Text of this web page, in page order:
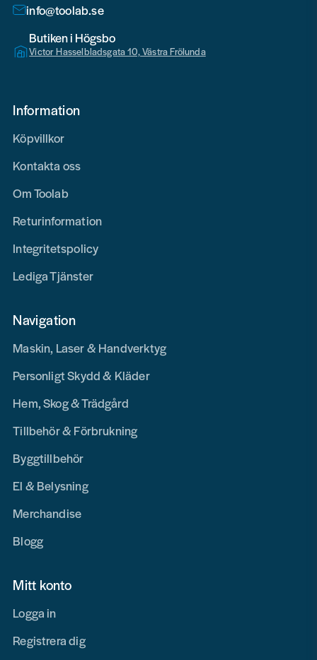
info@toolab.se
Butiken i Högsbo
Victor Hasselbladsgata 10, Västra Frölunda
Information
Köpvillkor
Kontakta oss
Om Toolab
Returinformation
Integritetspolicy
Lediga Tjänster
Navigation
Maskin, Laser & Handverktyg
Personligt Skydd & Kläder
Hem, Skog & Trädgård
Tillbehör & Förbrukning
Byggtillbehör
El & Belysning
Merchandise
Blogg
Mitt konto
Logga in
Registrera dig